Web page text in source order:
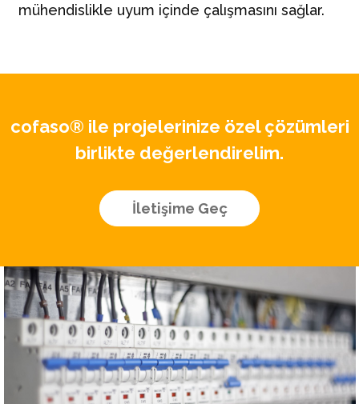
mühendislikle uyum içinde çalışmasını sağlar.
cofaso® ile projelerinize özel çözümleri
birlikte değerlendirelim.
İletişime Geç